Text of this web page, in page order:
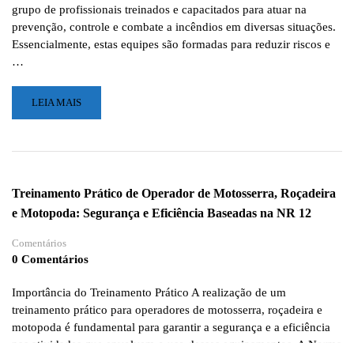
17
DO
CBMPB
grupo de profissionais treinados e capacitados para atuar na
prevenção, controle e combate a incêndios em diversas situações.
Essencialmente, estas equipes são formadas para reduzir riscos e
…
LEIA
MAIS
A
BRIGADA
DE
E
TREINAMENTOS
LEIA MAIS
Treinamento Prático de Operador de Motosserra, Roçadeira
e Motopoda: Segurança e Eficiência Baseadas na NR 12
Comentários
0 Comentários
Importância do Treinamento Prático A realização de um
treinamento prático para operadores de motosserra, roçadeira e
motopoda é fundamental para garantir a segurança e a eficiência